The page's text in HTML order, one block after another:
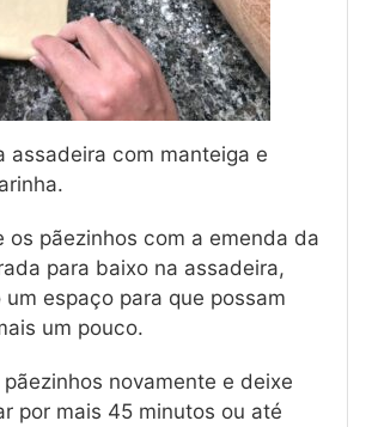
assadeira com manteiga e
os pãezinhos com a emenda da
para baixo na assadeira,
um espaço para que possam
um pouco.
novamente e deixe
por mais 45 minutos ou até